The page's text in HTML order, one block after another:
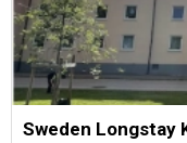
Sweden Longstay